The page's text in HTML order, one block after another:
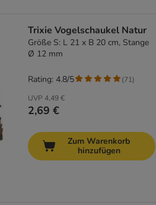
Trixie Vogelschaukel Natur
Größe S: L 21 x B 20 cm, Stange
Ø 12 mm
UVP 4,49 €
2,69 €
Rating: 4.8/5 (71)
Zum Warenkorb
hinzufügen